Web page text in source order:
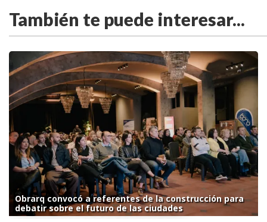
También te puede interesar...
Obrarq convocó a referentes de la construcción para
debatir sobre el futuro de las ciudades